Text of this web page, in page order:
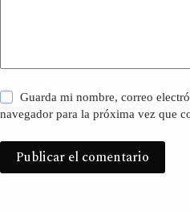
Guarda mi nombre, correo
navegador para la próxima vez que
Publicar el comentario